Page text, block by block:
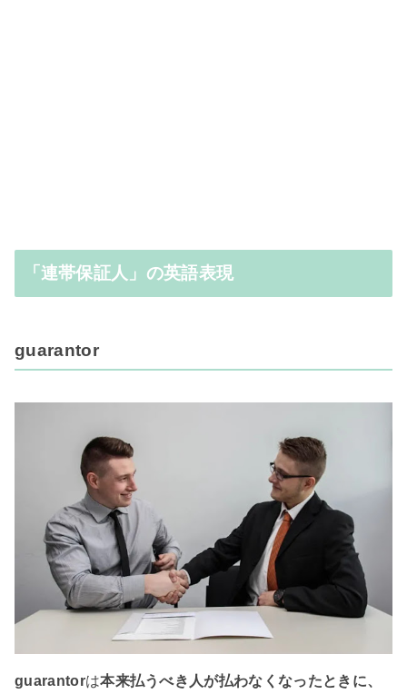
「連帯保証人」の英語表現
guarantor
guarantorは本来払うべき人が払わなくなったときに、